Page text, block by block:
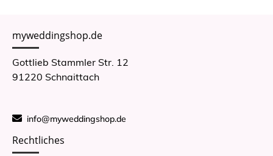
myweddingshop.de
Gottlieb Stammler Str. 12
91220 Schnaittach
info@myweddingshop.de
Rechtliches